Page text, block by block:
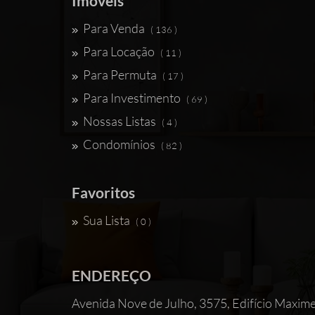
Para Venda ( 136 )
Para Locação ( 11 )
Para Permuta ( 17 )
Para Investimento ( 69 )
Nossas Listas ( 4 )
Condomínios ( 82 )
Favoritos
Sua Lista ( 0 )
ENDEREÇO
Avenida Nove de Julho, 3575, Edifício